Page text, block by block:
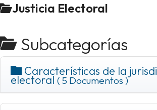
Justicia Electoral
Subcategorías
Características de la
electoral ( 5 Documentos )